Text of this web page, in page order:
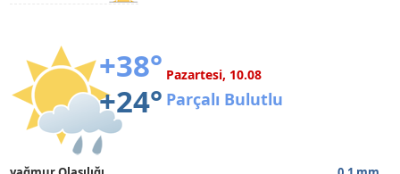
+38°
+24°
Pazartesi, 10.08
Parçalı Bulutlu